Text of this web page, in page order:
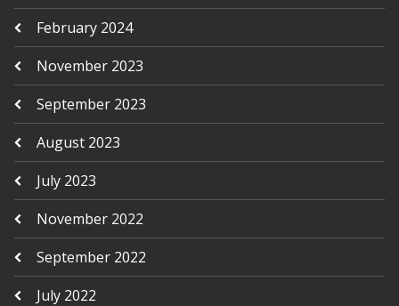
February 2024
November 2023
September 2023
August 2023
July 2023
November 2022
September 2022
July 2022